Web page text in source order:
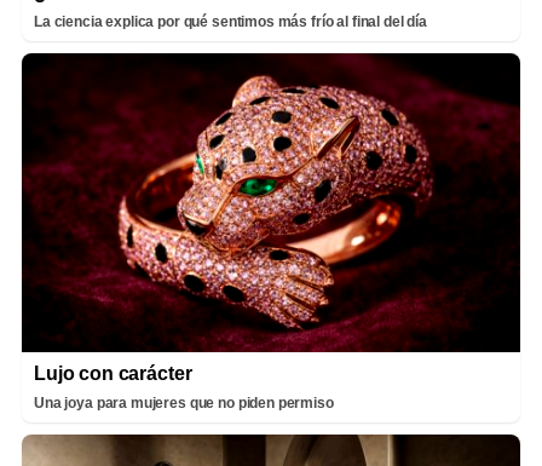
La ciencia explica por qué sentimos más frío al final del día
Lujo con carácter
Una joya para mujeres que no piden permiso